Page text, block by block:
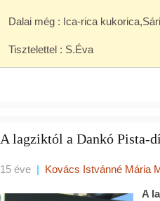
Dalai még : Ica-rica
Tisztelettel : S.Éva
A lagziktól a Dankó Pista-
15 éve | Kovács Istvánné Mária
A